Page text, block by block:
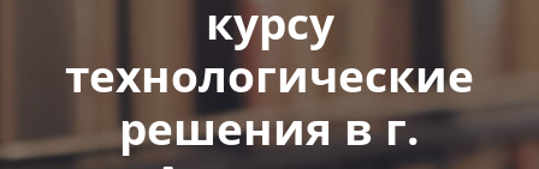
курсу
технологические
решения в г.